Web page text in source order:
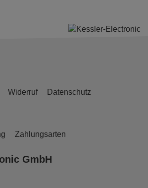
Widerruf Datenschutz
Zahlungsarten
GmbH